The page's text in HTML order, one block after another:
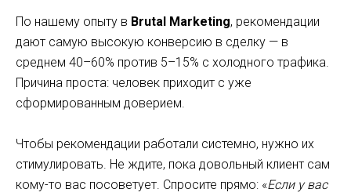
По нашему опыту в Brutal Marketing, рекомендации
дают самую высокую конверсию в сделку — в
среднем 40–60% против 5–15% с холодного трафика.
Причина проста: человек приходит с уже
сформированным доверием.
Чтобы рекомендации работали системно, нужно их
стимулировать. Не ждите, пока довольный клиент сам
кому-то вас посоветует. Спросите прямо: «Если у вас